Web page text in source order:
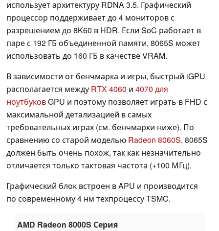
использует архитектуру RDNA 3.5. Графический
процессор поддерживает до 4 мониторов с
разрешением до 8K60 в HDR. Если SoC работает в
паре с 192 ГБ объединенной памяти, 8065S может
использовать до 160 ГБ в качестве VRAM.
В зависимости от бенчмарка и игры, быстрый iGPU
располагается между RTX 4060 и 4070 для
ноутбуковGPU и поэтому позволяет играть в FHD с
максимальной детализацией в самых
требовательных играх (см. бенчмарки ниже). По
сравнению со старой моделью Radeon 8060S, 8065S
должен быть очень похож, так как незначительно
отличается только тактовая частота (+100 МГц).
Графический блок встроен в APU и производится
по современному 4 нм техпроцессу TSMC.
AMD Radeon 8000S Серия